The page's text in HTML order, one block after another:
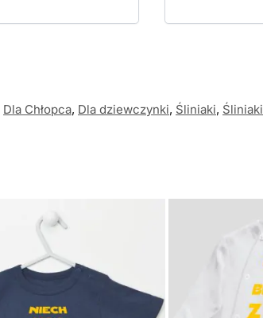
Dla Chłopca, Dla dziewczynki, Śliniaki, Śliniaki